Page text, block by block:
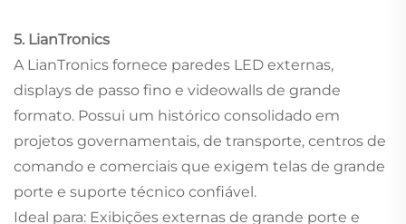
5. LianTronics
A LianTronics fornece paredes LED externas,
displays de passo fino e videowalls de grande
formato. Possui um histórico consolidado em
projetos governamentais, de transporte, centros de
comando e comerciais que exigem telas de grande
porte e suporte técnico confiável.
Ideal para: Exibições externas de grande porte e